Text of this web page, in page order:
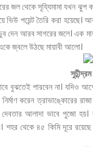
জল থেকে সূয্যিমামা যখন ঝুপ
ভিউ পয়েন্ট তৈরি করা
দেন আরব সাগরের জলে। এক
জ্বলে উঠছে মায়াবী আলো।
সুচীন্দ্রম
বুঝতেই পারবেন না। যদিও
করেন ত্রাভাঙ্কোরের
আলাদা ভাবে পুজো হয়।
শহর থেকে ৪৫ কিমি দূরে